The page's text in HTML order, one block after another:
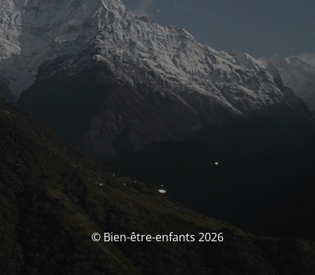
© Bien-être-enfants 2026